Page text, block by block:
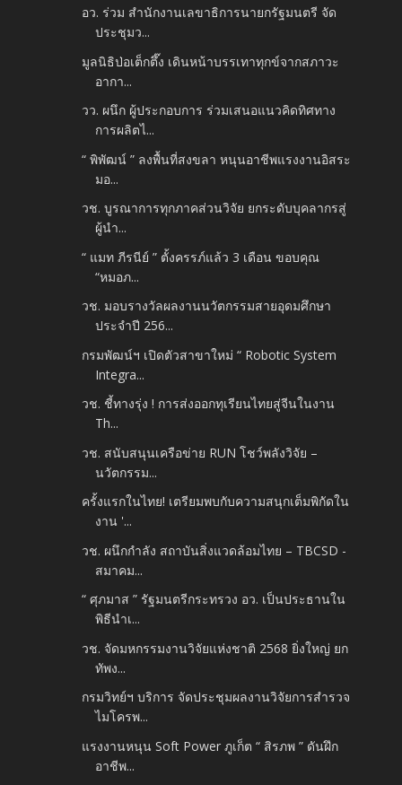
อว. ร่วม สํานักงานเลขาธิการนายกรัฐมนตรี จัด
ประชุมว...
มูลนิธิป่อเต็กตึ๊ง เดินหน้าบรรเทาทุกข์จากสภาวะ
อากา...
วว. ผนึก ผู้ประกอบการ ร่วมเสนอแนวคิดทิศทาง
การผลิตไ...
“ พิพัฒน์ ” ลงพื้นที่สงขลา หนุนอาชีพแรงงานอิสระ
มอ...
วช. บูรณาการทุกภาคส่วนวิจัย ยกระดับบุคลากรสู่
ผู้นำ...
“ แมท ภีรนีย์ ” ตั้งครรภ์แล้ว 3 เดือน ขอบคุณ
“หมอภ...
วช. มอบรางวัลผลงานนวัตกรรมสายอุดมศึกษา
ประจำปี 256...
กรมพัฒน์ฯ เปิดตัวสาขาใหม่ “ Robotic System
Integra...
วช. ชี้ทางรุ่ง ! การส่งออกทุเรียนไทยสู่จีนในงาน
Th...
วช. สนับสนุนเครือข่าย RUN โชว์พลังวิจัย –
นวัตกรรม...
ครั้งแรกในไทย! เตรียมพบกับความสนุกเต็มพิกัดใน
งาน '...
วช. ผนึกกำลัง สถาบันสิ่งแวดล้อมไทย – TBCSD -
สมาคม...
“ ศุภมาส ” รัฐมนตรีกระทรวง อว. เป็นประธานใน
พิธีนำเ...
วช. จัดมหกรรมงานวิจัยแห่งชาติ 2568 ยิ่งใหญ่ ยก
ทัพง...
กรมวิทย์ฯ บริการ จัดประชุมผลงานวิจัยการสำรวจ
ไมโครพ...
แรงงานหนุน Soft Power ภูเก็ต “ สิรภพ ” ดันฝึก
อาชีพ...